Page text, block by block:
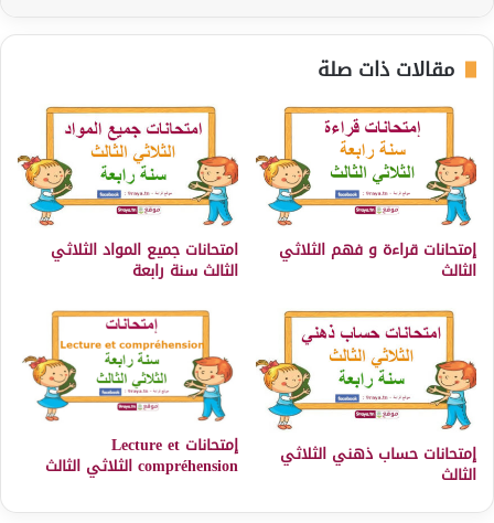
مقالات ذات صلة
إمتحانات قراءة و فهم الثلاثي
الثالث
امتحانات جميع المواد الثلاثي
الثالث سنة رابعة
إمتحانات حساب ذهني الثلاثي
الثالث
إمتحانات Lecture et
compréhension الثلاثي الثالث